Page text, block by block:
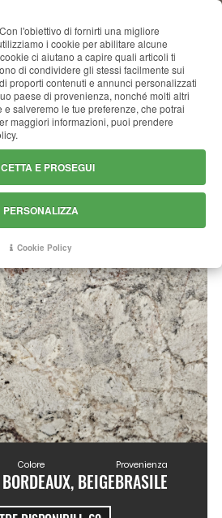
BORDEAUX
Colore
BEIGE
Provenienza
BRASILE
l'obiettivo di fornirti una migliore
i cookie per abilitare alcune
ci aiutano a capire quali articoli ti
di condividere gli stessi facilmente sui
proporti contenuti e annunci personalizzati
paese di provenienza, nonché molti altri
salveremo le tue preferenze, che potrai
maggiori informazioni, puoi prendere
E PROSEGUI
PERSONALIZZA
Cookie Policy